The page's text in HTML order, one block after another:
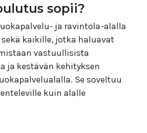
sopii?
ja ravintola-alalla
kaikille, jotka haluavat
vastuullisista
ja kestävän kehityksen
Se soveltuu
kuin alalle